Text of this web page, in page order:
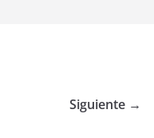
Siguiente →